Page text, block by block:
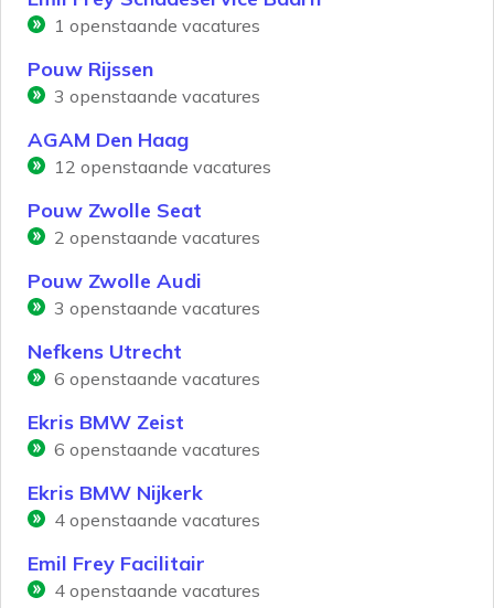
1 openstaande vacatures
Pouw Rijssen
3 openstaande vacatures
AGAM Den Haag
12 openstaande vacatures
Pouw Zwolle Seat
2 openstaande vacatures
Pouw Zwolle Audi
3 openstaande vacatures
Nefkens Utrecht
6 openstaande vacatures
Ekris BMW Zeist
6 openstaande vacatures
Ekris BMW Nijkerk
4 openstaande vacatures
Emil Frey Facilitair
4 openstaande vacatures